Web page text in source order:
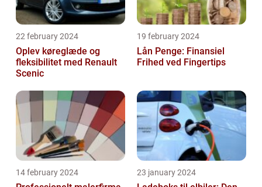
22 february 2024
Oplev køreglæde og
fleksibilitet med Renault
Scenic
19 february 2024
Lån Penge: Finansiel
Frihed ved Fingertips
14 february 2024 23 january 2024